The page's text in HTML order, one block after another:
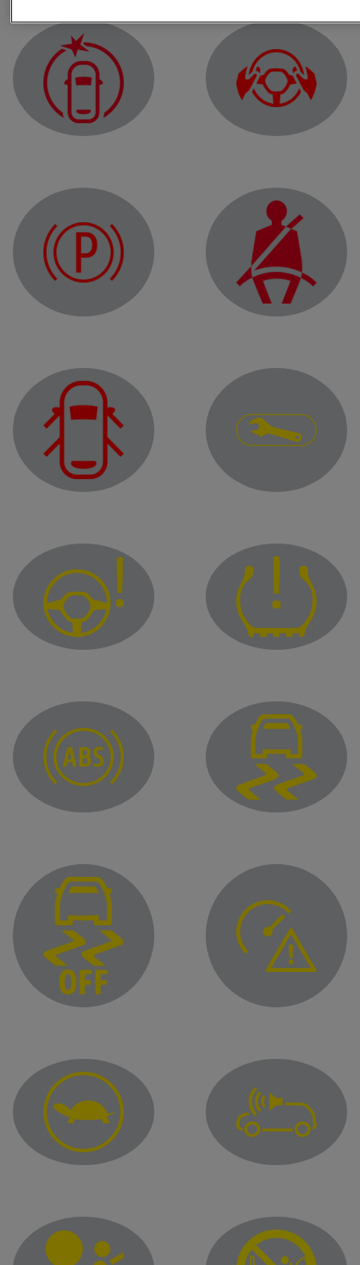
Предупредителен индикатор за функцията
Предупредителен
Предупредителен индикатор за ръчна спирачка или
Индикатор,
Индикатор за отворена врата
Предупредителен
Индикатор на променливия сервоусилвател
Предупредителен
Индикатор на системата, предотвратяваща
Предупредителен
Предупредителен индикатор за деактивиране на
Предупредителен
Предупредителен индикатор за ограничени работни
Предупредителен